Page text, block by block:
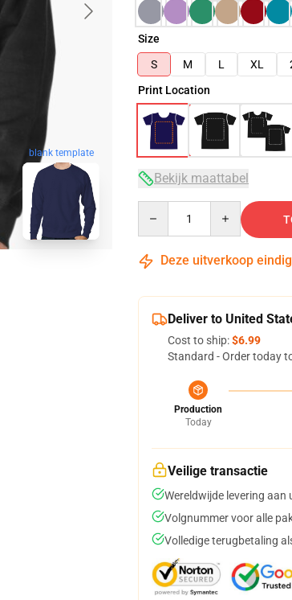
blank template
Size
S
M L XL
Print Location
Bekijk maattabel
Deze uitverkoop
Deliver to United
Cost to ship:$6.99
Standard - Order today
Production
Today
Veilige transactie
Wereldwijde levering aan
Volgnummer voor alle
Volledige terugbetaling